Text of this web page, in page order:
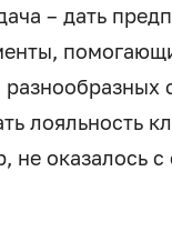
– дать
лояльность
не оказалось